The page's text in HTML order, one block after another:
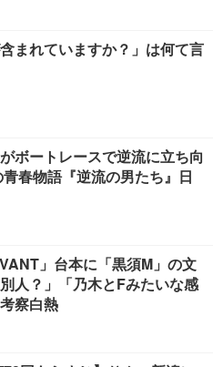
まれていますか？」は何て言
ボートレースで逆流に立ち向
春物語『逆流の男たち』日
」台本に「黒須M」の文
人？」「乃木とFみたいな感
察白熱